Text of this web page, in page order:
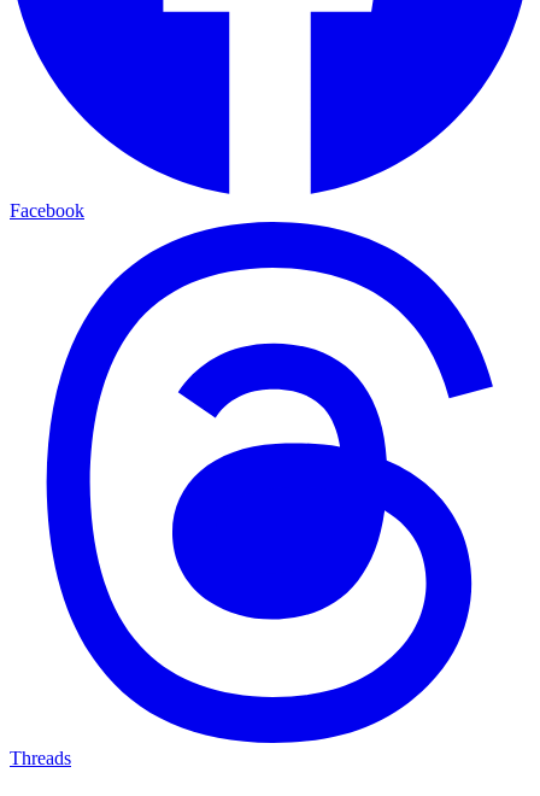
Facebook
Threads